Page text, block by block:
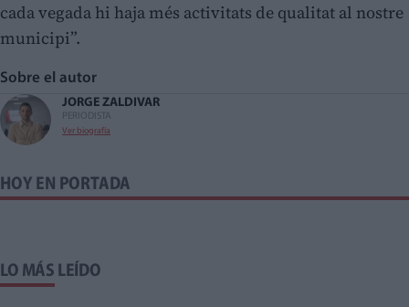
cada vegada hi haja més activitats de qualitat al nostre
municipi”.
Sobre el autor
JORGE ZALDIVAR
PERIODISTA
Ver biografía
HOY EN PORTADA
LO MÁS LEÍDO